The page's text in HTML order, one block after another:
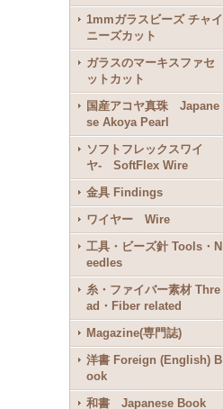
1mmガラスビーズ チャイ
ニーズカット
ガラスのマーキスファセ
ットカット
国産アコヤ真珠 Japane
se Akoya Pearl
ソフトフレックスワイ
ヤ- SoftFlex Wire
金具 Findings
ワイヤー Wire
工具・ビーズ針 Tools・N
eedles
糸・ファイバー素材 Thre
ad・Fiber related
Magazine(専門誌)
洋書 Foreign (English) B
ook
和書 Japanese Book